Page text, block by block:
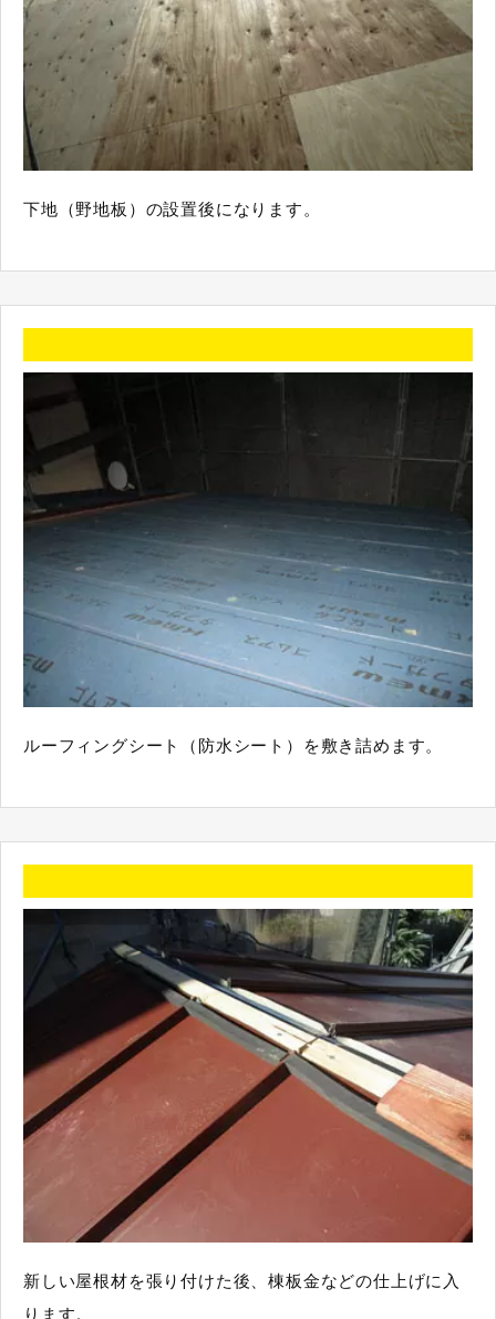
下地（野地板）の設置後になります。
ルーフィングシート（防水シート）を敷き詰めます。
新しい屋根材を張り付けた後、棟板金などの仕上げに入
ります。